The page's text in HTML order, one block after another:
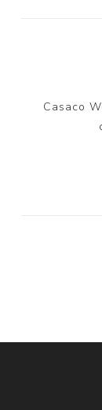
Casaco